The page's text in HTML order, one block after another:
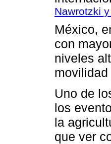
Nawrotzki
México,
con
niveles
movilidad
Uno de
los
la
que ver